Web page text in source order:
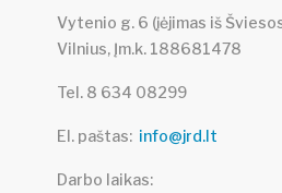
Vytenio g. 6 (įėjimas iš
Vilnius, Įm.k. 188681478
Tel. 8 634 08299
El. paštas info@jrd.lt
Darbo laikas